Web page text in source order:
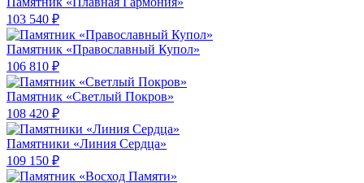
103 540 ₽
Памятник «Православный Купол»
106 810 ₽
Памятник «Светлый Покров»
108 420 ₽
Памятники «Линия Сердца»
109 150 ₽